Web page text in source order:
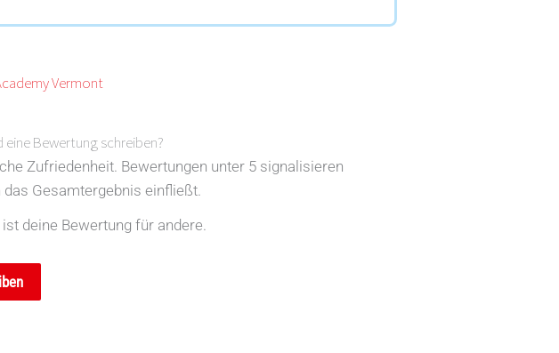
Vermont
Bewertung schreiben?
Zufriedenheit. Bewertungen unter 5 signalisieren
Gesamtergebnis einfließt.
deine Bewertung für andere.